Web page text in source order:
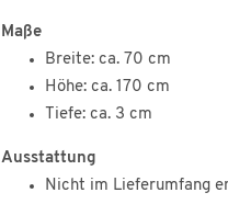
Maße
Breite: ca. 70 cm
Höhe: ca. 170 cm
Tiefe: ca. 3 cm
Ausstattung
Nicht im Lieferumfang